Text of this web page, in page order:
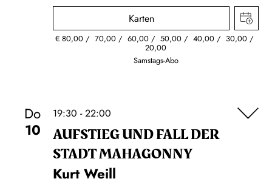
Karten
€80,00 70,00 60,00 50,00 40,00 30,00
20,00
Samstags-Abo
Do
10
19:30 - 22:00
AUFSTIEG UND FALL DER
STADT MAHAGONNY
Kurt Weill